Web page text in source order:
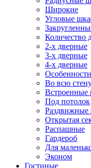
Широкие
Угловые
Количество
2-х дверные
3-х дверные
4-х дверные
Особенности
Во всю
Под потолок
Открытая
Распашные
Гардероб
Для
Эконом
Гостиные